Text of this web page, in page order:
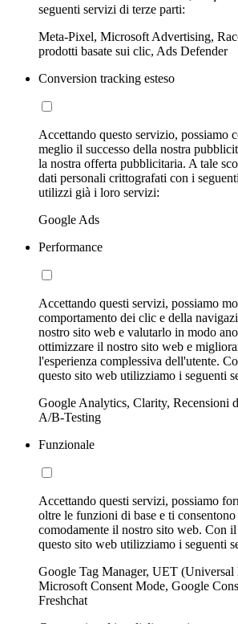
seguenti servizi di terze parti:
Meta-Pixel, Microsoft Advertising,
prodotti basate sui clic, Ads Defender
Conversion tracking esteso
Accettando questo servizio, possiamo
meglio il successo della nostra
la nostra offerta pubblicitaria. A tale
dati personali crittografati con i
utilizzi già i loro servizi:
Google Ads
Performance
Accettando questi servizi, possiamo
comportamento dei clic e della
nostro sito web e valutarlo in modo
ottimizzare il nostro sito web e
l'esperienza complessiva dell'utente.
questo sito web utilizziamo i seguenti
Google Analytics, Clarity, Recensioni
A/B-Testing
Funzionale
Accettando questi servizi, possiamo
oltre le funzioni di base e ti
comodamente il nostro sito web. Con il
questo sito web utilizziamo i seguenti
Google Tag Manager, UET
Microsoft Consent Mode, Google
Freshchat